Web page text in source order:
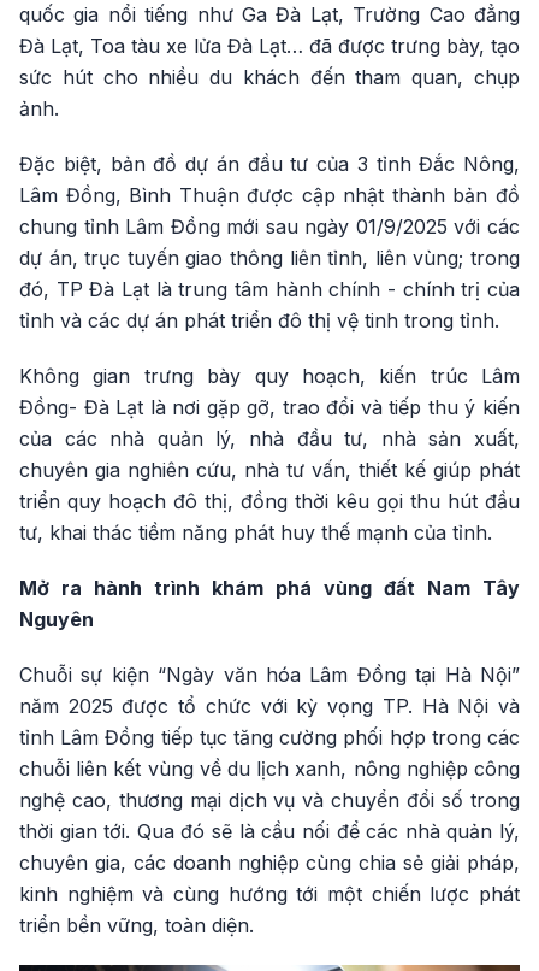
quốc gia nổi tiếng như Ga Đà Lạt, Trường Cao đẳng
Đà Lạt, Toa tàu xe lửa Đà Lạt… đã được trưng bày, tạo
sức hút cho nhiều du khách đến tham quan, chụp
ảnh.
Đặc biệt, bản đồ dự án đầu tư của 3 tỉnh Đắc Nông,
Lâm Đồng, Bình Thuận được cập nhật thành bản đồ
chung tỉnh Lâm Đồng mới sau ngày 01/9/2025 với các
dự án, trục tuyến giao thông liên tỉnh, liên vùng; trong
đó, TP Đà Lạt là trung tâm hành chính - chính trị của
tỉnh và các dự án phát triển đô thị vệ tinh trong tỉnh.
Không gian trưng bày quy hoạch, kiến trúc Lâm
Đồng- Đà Lạt là nơi gặp gỡ, trao đổi và tiếp thu ý kiến
của các nhà quản lý, nhà đầu tư, nhà sản xuất,
chuyên gia nghiên cứu, nhà tư vấn, thiết kế giúp phát
triển quy hoạch đô thị, đồng thời kêu gọi thu hút đầu
tư, khai thác tiềm năng phát huy thế mạnh của tỉnh.
Mở ra hành trình khám phá vùng đất Nam Tây
Nguyên
Chuỗi sự kiện “Ngày văn hóa Lâm Đồng tại Hà Nội”
năm 2025 được tổ chức với kỳ vọng TP. Hà Nội và
tỉnh Lâm Đồng tiếp tục tăng cường phối hợp trong các
chuỗi liên kết vùng về du lịch xanh, nông nghiệp công
nghệ cao, thương mại dịch vụ và chuyển đổi số trong
thời gian tới. Qua đó sẽ là cầu nối để các nhà quản lý,
chuyên gia, các doanh nghiệp cùng chia sẻ giải pháp,
kinh nghiệm và cùng hướng tới một chiến lược phát
triển bền vững, toàn diện.